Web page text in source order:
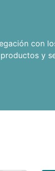
con
y